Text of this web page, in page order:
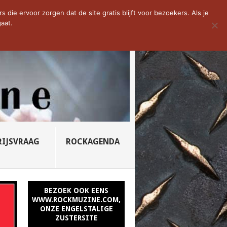
VAN DE WEEK: SLEEPING...
ROCKAGENDA
BEZOEK OOK EENS
WWW.ROCKMUZINE.COM,
ONZE ENGELSTALIGE
ZUSTERSITE
die ervoor zorgen dat de site gratis blijft voor bezoekers. Als je